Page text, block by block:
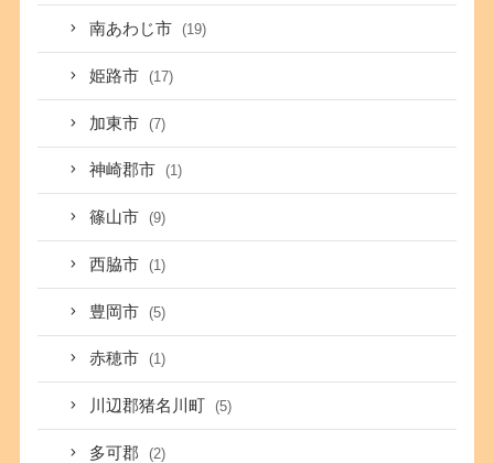
南あわじ市 (19)
姫路市 (17)
加東市 (7)
神崎郡市 (1)
篠山市 (9)
西脇市 (1)
豊岡市 (5)
赤穂市 (1)
川辺郡猪名川町 (5)
多可郡 (2)